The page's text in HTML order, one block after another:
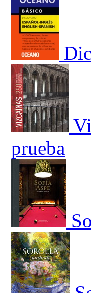
prueba